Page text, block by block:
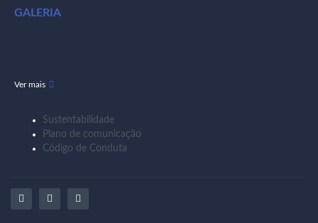
GALERIA
Ver mais
Sustentabilidade
Plano de comunicação
Código de Conduta